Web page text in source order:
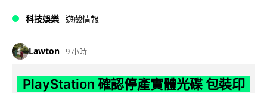
科技娛樂 遊戲情報
Lawton 9 小時
PlayStation 確認停產實體光碟 包裝印